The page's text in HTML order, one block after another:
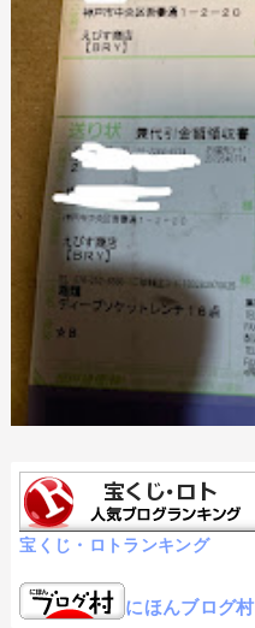
宝くじ・ロトランキング
にほんブログ村